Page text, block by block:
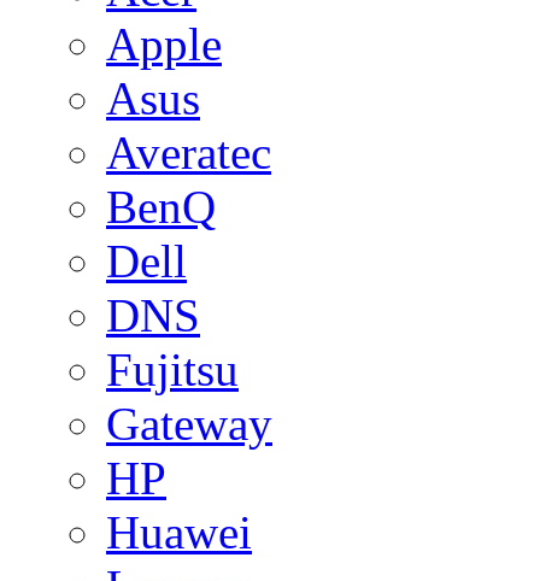
Apple
Asus
Averatec
BenQ
Dell
DNS
Fujitsu
Gateway
HP
Huawei